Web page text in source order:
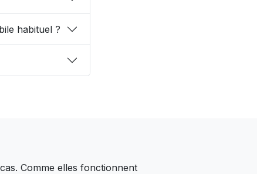
habituel ?
Comme elles fonctionnent